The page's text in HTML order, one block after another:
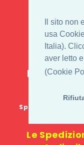
Il sito non
usa
Italia).
aver letto
(Cookie
IL 1°
E-
Spedizione
Le